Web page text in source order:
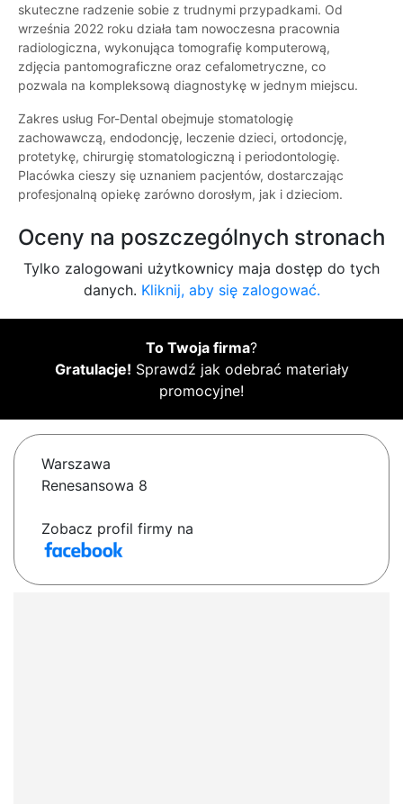
skuteczne radzenie sobie z trudnymi przypadkami. Od
września 2022 roku działa tam nowoczesna pracownia
radiologiczna, wykonująca tomografię komputerową,
zdjęcia pantomograficzne oraz cefalometryczne, co
pozwala na kompleksową diagnostykę w jednym miejscu.
Zakres usług For-Dental obejmuje stomatologię
zachowawczą, endodoncję, leczenie dzieci, ortodoncję,
protetykę, chirurgię stomatologiczną i periodontologię.
Placówka cieszy się uznaniem pacjentów, dostarczając
profesjonalną opiekę zarówno dorosłym, jak i dzieciom.
Oceny na poszczególnych stronach
Tylko zalogowani użytkownicy maja dostęp do tych
danych. Kliknij, aby się zalogować.
To Twoja firma?
Gratulacje! Sprawdź jak odebrać materiały
promocyjne!
Warszawa
Renesansowa 8
Zobacz profil firmy na